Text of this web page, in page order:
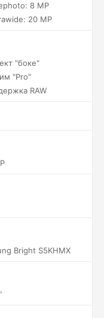
8 MP
20 MP
"боке"
"Pro"
RAW
Bright S5KHMX